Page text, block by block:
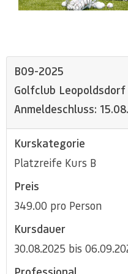
B09-2025
Golfclub Leopoldsdorf
Anmeldeschluss:
Kurskategorie
Platzreife Kurs B
Preis
349.00 pro Person
Kursdauer
30.08.2025 bis